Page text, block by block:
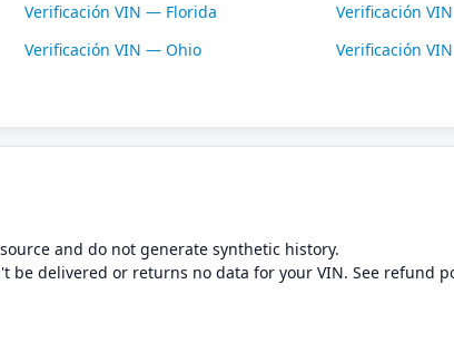
Verificación VIN — Florida
Verificación
Verificación VIN — Ohio
Verificación
and do not generate synthetic history.
delivered or returns no data for your VIN. See refund